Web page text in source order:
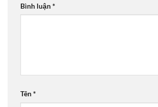
Bình luận*
Tên*